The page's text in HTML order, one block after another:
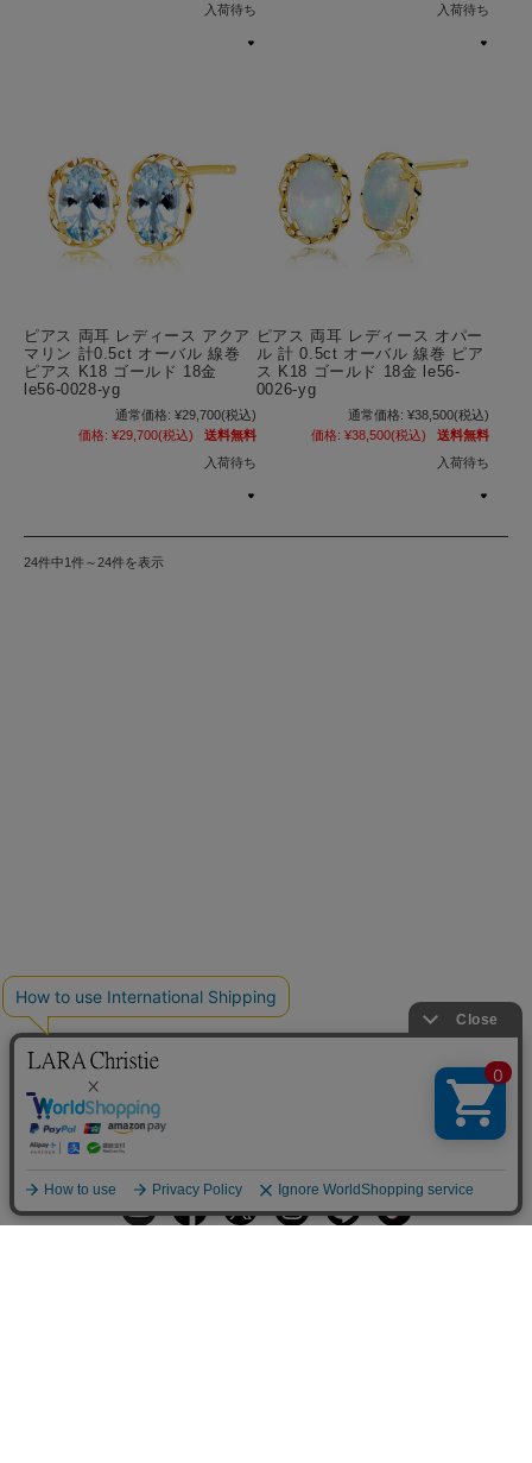
入荷待ち
入荷待ち
ピアス 両耳 レディース アクア
マリン 計0.5ct オーバル 線巻
ピアス K18 ゴールド 18金
le56-0028-yg
通常価格: ¥29,700(税込)
価格: ¥29,700(税込)
送料無料
入荷待ち
ピアス 両耳 レディース オパー
ル 計 0.5ct オーバル 線巻 ピア
ス K18 ゴールド 18金 le56-
0026-yg
通常価格: ¥38,500(税込)
価格: ¥38,500(税込)
送料無料
入荷待ち
24件中1件～24件を表示